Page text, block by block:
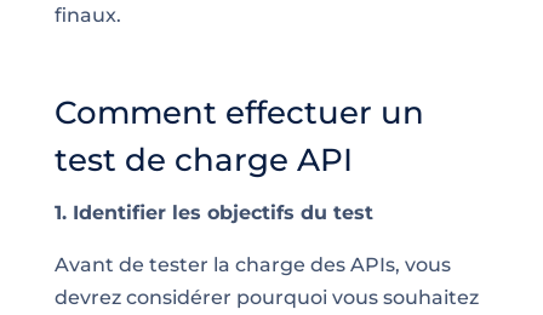
finaux.
Comment effectuer un
test de charge API
1. Identifier les objectifs du test
Avant de tester la charge des APIs, vous
devrez considérer pourquoi vous souhaitez